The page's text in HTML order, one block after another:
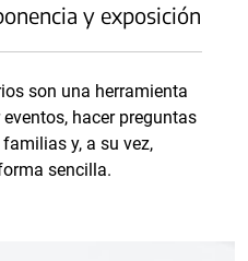
y exposición
son una herramienta
hacer preguntas
y, a su vez,
sencilla.